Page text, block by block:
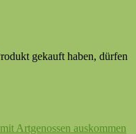
gekauft haben, dürfen